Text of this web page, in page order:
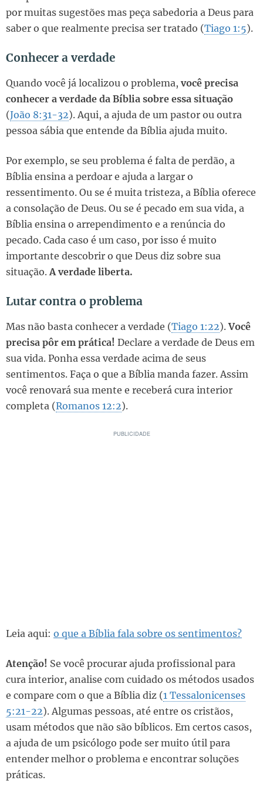
por muitas sugestões mas peça sabedoria a Deus para
saber o que realmente precisa ser tratado (Tiago 1:5).
Conhecer a verdade
Quando você já localizou o problema, você precisa
conhecer a verdade da Bíblia sobre essa situação
(João 8:31-32). Aqui, a ajuda de um pastor ou outra
pessoa sábia que entende da Bíblia ajuda muito.
Por exemplo, se seu problema é falta de perdão, a
Bíblia ensina a perdoar e ajuda a largar o
ressentimento. Ou se é muita tristeza, a Bíblia oferece
a consolação de Deus. Ou se é pecado em sua vida, a
Bíblia ensina o arrependimento e a renúncia do
pecado. Cada caso é um caso, por isso é muito
importante descobrir o que Deus diz sobre sua
situação. A verdade liberta.
Lutar contra o problema
Mas não basta conhecer a verdade (Tiago 1:22).Você
precisa pôr em prática! Declare a verdade de Deus em
sua vida. Ponha essa verdade acima de seus
sentimentos. Faça o que a Bíblia manda fazer. Assim
você renovará sua mente e receberá cura interior
completa (Romanos 12:2).
Leia aqui: o que a Bíblia fala sobre os sentimentos?
Atenção! Se você procurar ajuda profissional para
cura interior, analise com cuidado os métodos usados
e compare com o que a Bíblia diz (1 Tessalonicenses
5:21-22). Algumas pessoas, até entre os cristãos,
usam métodos que não são bíblicos. Em certos casos,
a ajuda de um psicólogo pode ser muito útil para
entender melhor o problema e encontrar soluções
práticas.